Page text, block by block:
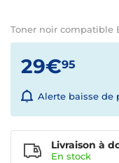
Toner noir compatible
29€95
Alerte baisse de
Livraison à
En stock